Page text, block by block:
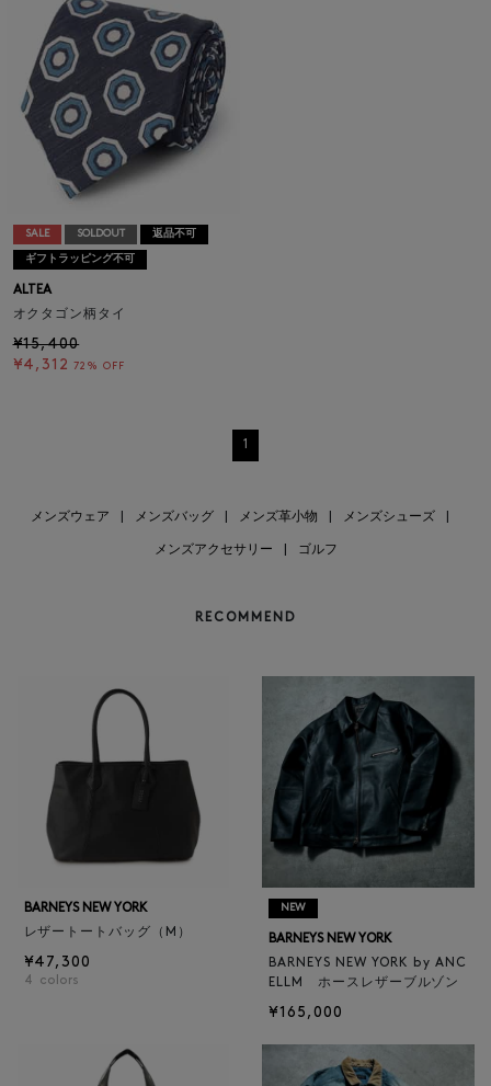
SALE SOLDOUT 返品不可
ギフトラッピング不可
ALTEA
オクタゴン柄タイ
¥15,400
¥4,312 72% OFF
1
メンズウェア メンズバッグ メンズ革小物 メンズシューズ
メンズアクセサリー ゴルフ
RECOMMEND
BARNEYS NEW YORK
レザートートバッグ（M）
¥47,300
4 colors
NEW
BARNEYS NEW YORK
BARNEYS NEW YORK by ANC
ELLM ホースレザーブルゾン
¥165,000